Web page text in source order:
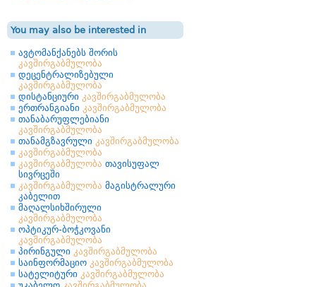
You may also be interested in
ავტომანქანებს შორის
კავშირგაბმულობა
დეცენტრალიზებული
კავშირგაბმულობა
დისტანციური კავშირგაბმულობა
ერთრანგიანი კავშირგაბმულობა
თანაბარუფლებიანი
კავშირგაბმულობა
თანამგზავრული კავშირგაბმულობა
კავშირგაბმულობა
კავშირგაბმულობა თავისუფალ
სივრცეში
კავშირგაბმულობა მაგისტრალური
კაბელით
მაღალსიხშირული
კავშირგაბმულობა
ოპტიკურ-ბოჭკოვანი
კავშირგაბმულობა
პირინგული კავშირგაბმულობა
საინფორმაციო კავშირგაბმულობა
სატელიტური კავშირგაბმულობა